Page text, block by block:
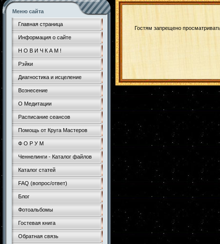
Меню сайта
Главная страница
Информация о сайте
Н О В И Ч К А М !
Рэйки
Диагностика и исцеление
Вознесение
О Медитации
Расписание сеансов
Помощь от Круга Мастеров
Ф О Р У М
Ченнелинги - Каталог файлов
Каталог статей
FAQ (вопрос/ответ)
Блог
Фотоальбомы
Гостевая книга
Обратная связь
Гостям запрещено